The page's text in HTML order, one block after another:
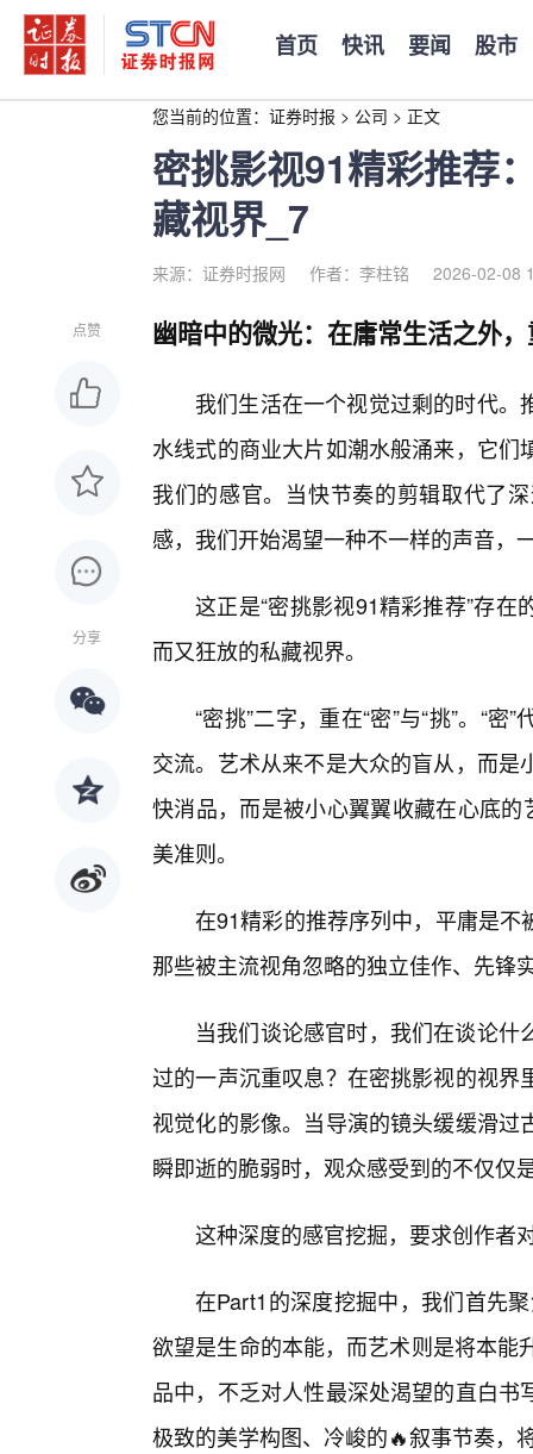
首页 快讯 要闻 股市
您当前的位置： 证券时报 > 公司 > 正文
密挑影视91精彩推荐
藏视界_7
来源：证券时报网 作者：李柱铭 2026-02-08
点赞
分享
幽暗中的微光：在庸常生活之外
我们生活在一个视觉过剩的时代
水线式的商业大片如潮水般涌来，它
我们的感官。当快节奏的剪辑取代了
感，我们开始渴望一种不一样的声音，
这正是“密挑影视91精彩推荐”存
而又狂放的私藏视界。
“密挑”二字，重在“密”与“挑”。“
交流。艺术从来不是大众的盲从，而
快消品，而是被小心翼翼收藏在心底
美准则。
在91精彩的推荐序列中，平庸是
那些被主流视角忽略的独立佳作、先锋
当我们谈论感官时，我们在谈论
过的一声沉重叹息？在密挑影视的视
视觉化的影像。当导演的镜头缓缓滑
瞬即逝的脆弱时，观众感受到的不仅仅
这种深度的感官挖掘，要求创作者
在Part1的深度挖掘中，我们首先
欲望是生命的本能，而艺术则是将本
品中，不乏对人性最深处渴望的直白
极致的美学构图、冷峻的🔥叙事节奏，